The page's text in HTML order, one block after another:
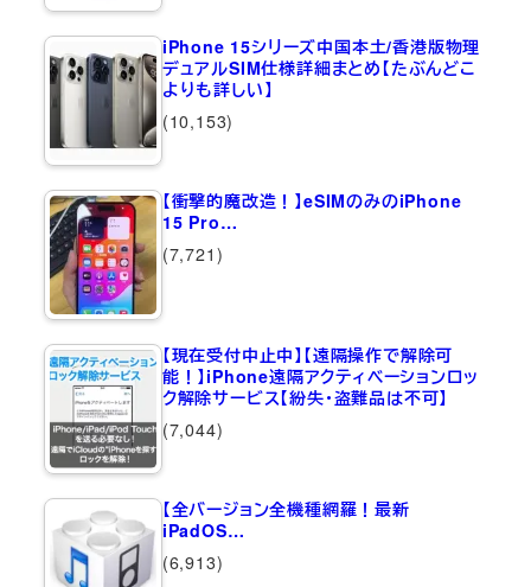
iPhone 15シリーズ中国本土/香港版物理
デュアルSIM仕様詳細まとめ【たぶんどこ
よりも詳しい】
(10,153)
【衝撃的魔改造！】eSIMのみのiPhone
15 Pro…
(7,721)
【現在受付中止中】【遠隔操作で解除可
能！】iPhone遠隔アクティベーションロッ
ク解除サービス【紛失・盗難品は不可】
(7,044)
【全バージョン全機種網羅！最新
iPadOS…
(6,913)